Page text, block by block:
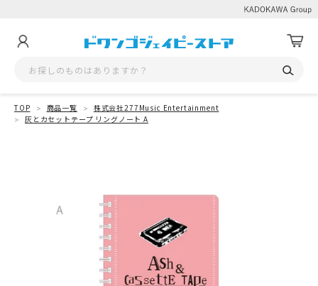
TOP 商品一覧
株式会社277Music Entertainment
灰とカセットテープ リングノート A